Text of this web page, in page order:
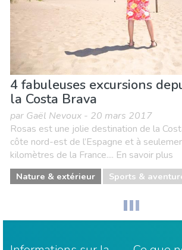
4 fabuleuses excursions
la Costa Brava
par Gaël Nevoux - 20 mars 2017
Rosas est une jolie destination de la
côte nord-est de l’Espagne et à
kilomètres de la France.... En savoir plus
Nature & extérieur Sports &